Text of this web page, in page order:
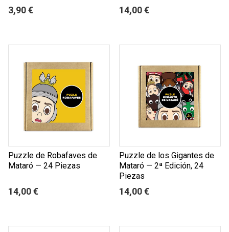
3,90 € 14,00 €
Puzzle de Robafaves de
Mataró — 24 Piezas
14,00 €
Puzzle de los Gigantes de
Mataró — 2ª Edición, 24
Piezas
14,00 €